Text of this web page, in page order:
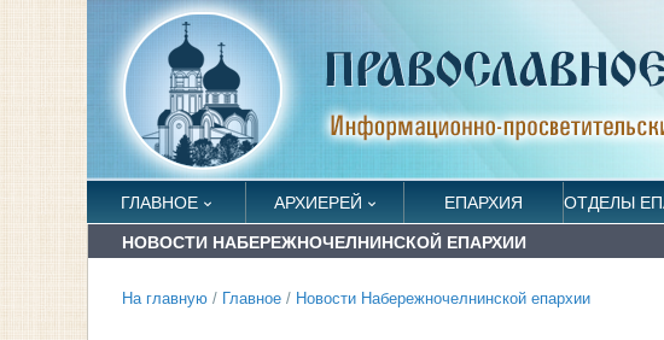
ГЛАВНОЕ АРХИЕРЕЙ ЕПАРХИЯ ОТДЕЛЫ
НОВОСТИ НАБЕРЕЖНОЧЕЛНИНСКОЙ ЕПАРХИИ
На главную / Главное / Новости Набережночелнинской епархии